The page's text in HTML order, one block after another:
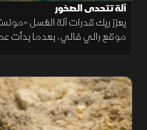
آلة تتحدى الصخور
يعزز ريك قدرات آلة الغسل
موقع رالي فالي، بعدما بدأت